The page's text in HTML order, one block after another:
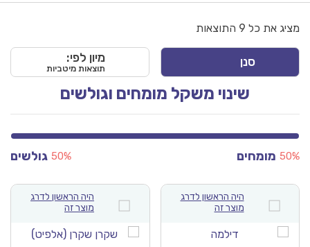
את כל 9 התוצאות
סנן מיון לפי:
תוצאות מיטביות
שינוי משקל מומחים וגולשים
מומחים גולשים 50%
היה הראשון לדרג
מוצר זה
היה הראשון לדרג
מוצר זה